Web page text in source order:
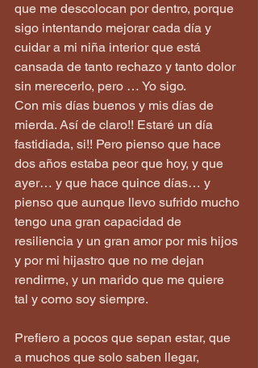
que me descolocan por dentro, porque
sigo intentando mejorar cada día y
cuidar a mi niña interior que está
cansada de tanto rechazo y tanto dolor
sin merecerlo, pero … Yo sigo.
Con mis días buenos y mis días de
mierda. Así de claro!! Estaré un día
fastidiada, si!! Pero pienso que hace
dos años estaba peor que hoy, y que
ayer… y que hace quince días… y
pienso que aunque llevo sufrido mucho
tengo una gran capacidad de
resiliencia y un gran amor por mis hijos
y por mi hijastro que no me dejan
rendirme, y un marido que me quiere
tal y como soy siempre.
Prefiero a pocos que sepan estar, que
a muchos que solo saben llegar,